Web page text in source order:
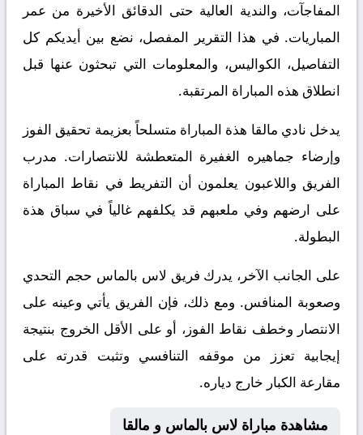
المفاجآت، والندية العالية حتى الدقائق الأخيرة من عمر
المباريات. في هذا التقرير المفصل، نضع بين أيديكم كل
التفاصيل، الكواليس، والمعلومات التي تبحثون عنها قبل
انطلاق هذه المباراة المرتقبة.
يدخل نادي مالقا هذة المباراة متسلحاً بعزيمة تحقيق الفوز
وإرضاء جماهيره الغفيرة المتعطشة للانتصارات. مدرب
الفريق واللاعبون يعلمون أن التفريط في نقاط المباراة
على ارضهم وفي ملعبهم قد يكلفهم غالياً في سباق هذة
البطولة.
على الجانب الآخر، يدرك فريق لاس بالماس حجم التحدي
وصعوبة المنافس. ومع ذلك، فإن الفريق يأتي وعينه على
الانتصار وخطف نقاط الفوز، أو على الأقل الخروج بنتيجة
إيجابية تعزز من موقفه التنافسي وتثبت قدرته على
مقارعة الكبار خارج دياره.
مشاهدة مباراة لاس بالماس و مالقا